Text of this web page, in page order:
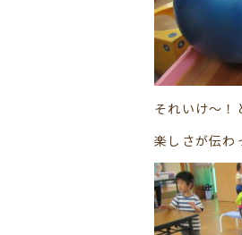
それいけ～！
楽しさが伝わ